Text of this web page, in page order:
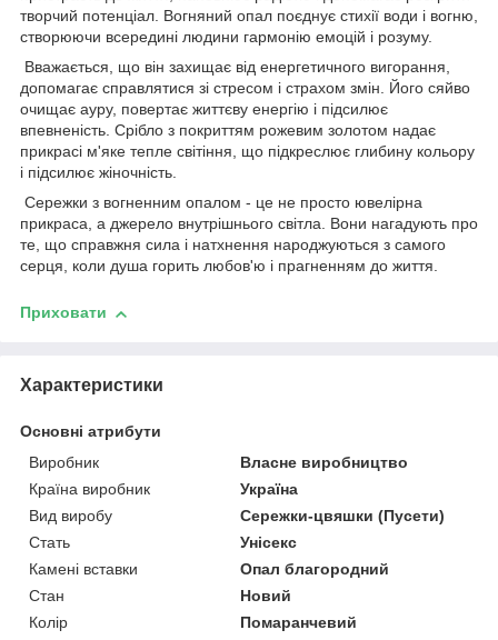
творчий потенціал. Вогняний опал поєднує стихії води і вогню,
створюючи всередині людини гармонію емоцій і розуму.
Вважається, що він захищає від енергетичного вигорання,
допомагає справлятися зі стресом і страхом змін. Його сяйво
очищає ауру, повертає життєву енергію і підсилює
впевненість. Срібло з покриттям рожевим золотом надає
прикрасі м'яке тепле світіння, що підкреслює глибину кольору
і підсилює жіночність.
Сережки з вогненним опалом - це не просто ювелірна
прикраса, а джерело внутрішнього світла. Вони нагадують про
те, що справжня сила і натхнення народжуються з самого
серця, коли душа горить любов'ю і прагненням до життя.
Приховати
Характеристики
Основні атрибути
Виробник
Власне виробництво
Країна виробник
Україна
Вид виробу
Сережки-цвяшки (Пусети)
Стать
Унісекс
Камені вставки
Опал благородний
Стан
Новий
Колір
Помаранчевий